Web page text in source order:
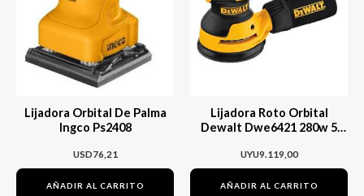
Lijadora Orbital De Palma
Ingco Ps2408
USD76,21
AÑADIR AL CARRITO
Lijadora Roto Orbital
Dewalt Dwe6421 280w 5
UYU9.119,00
AÑADIR AL CARRITO